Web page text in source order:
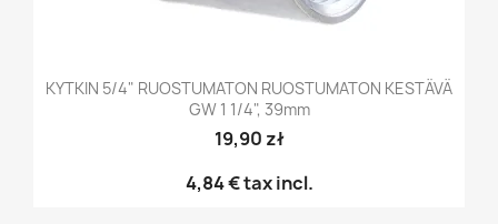
KYTKIN 5/4" RUOSTUMATON RUOSTUMATON KESTÄVÄ
GW 1 1/4", 39mm
19,90 zł
4,84 €tax incl.